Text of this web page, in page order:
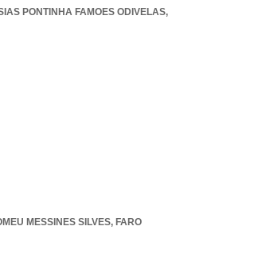
PONTINHA FAMOES ODIVELAS,
MESSINES SILVES, FARO